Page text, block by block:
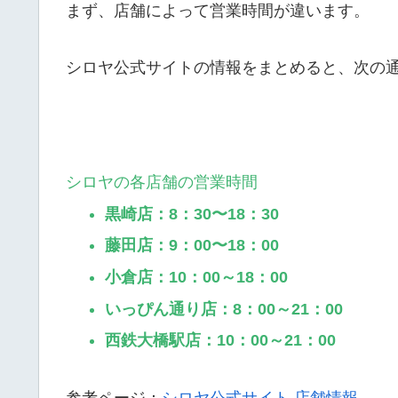
まず、店舗によって営業時間が違います。
シロヤ公式サイトの情報をまとめると、次の
シロヤの各店舗の営業時間
黒崎店：8：30〜18：30
藤田店：9：00〜18：00
小倉店：10：00～18：00
いっぴん通り店：8：00～21：00
西鉄大橋駅店：10：00～21：00